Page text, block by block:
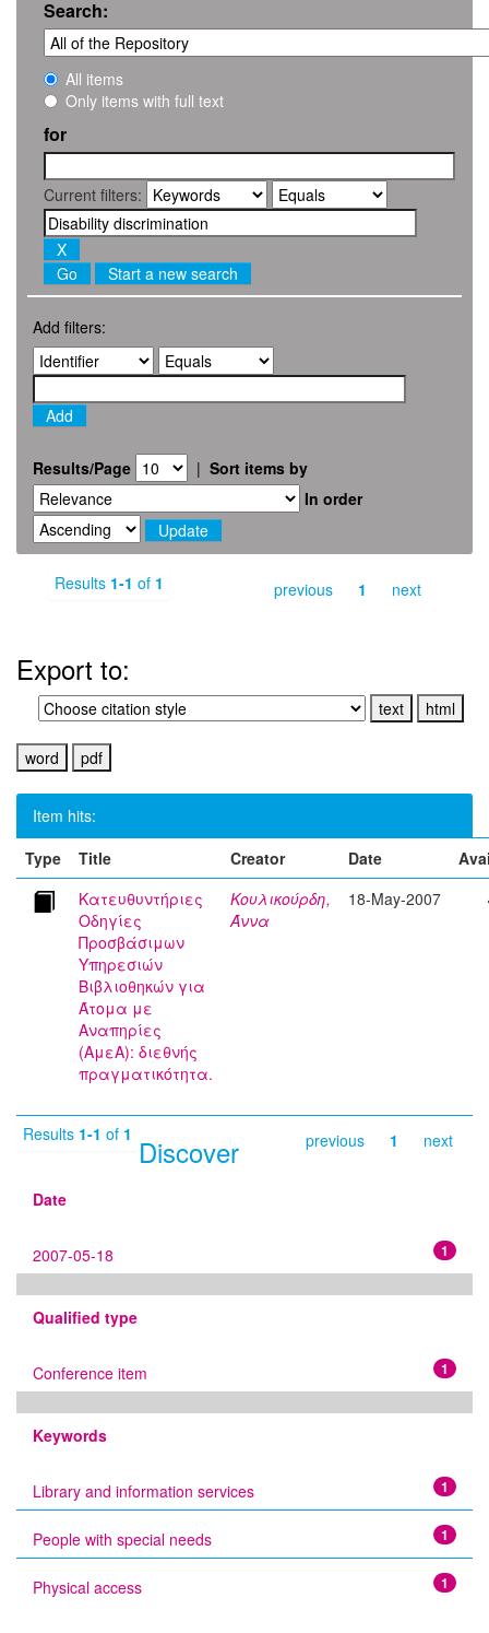
Search:
All items
Only items with full text
for
Current filters:
Start a new search
Add filters:
Results/Page | Sort items by
In order
Results 1-1 of 1 previous 1 next
Export to:
Item hits:
Type
Title Creator Date
Κατευθυντήριες
Οδηγίες
Προσβάσιμων
Υπηρεσιών
Βιβλιοθηκών για
Άτομα με
Αναπηρίες
(ΑμεΑ): διεθνής
πραγματικότητα.
Κουλικούρδη,
Άννα
18-May-2007
Results 1-1 of 1 previous 1 next
Discover
Date
1
2007-05-18
Qualified type
1
Conference item
Keywords
1
Library and information services
1
People with special needs
1
Physical access